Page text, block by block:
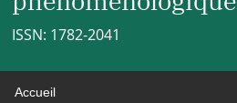
ISSN: 1782-2041
Accueil